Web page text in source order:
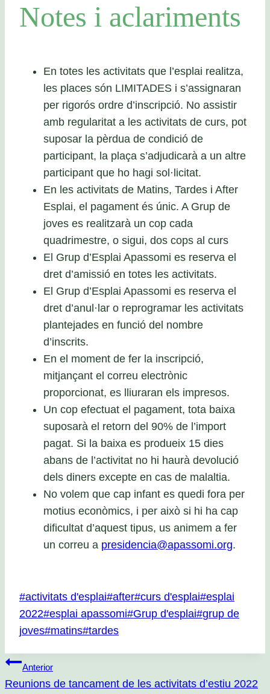
Notes i aclariments
En totes les activitats que l’esplai realitza,
les places són LIMITADES i s’assignaran
per rigorós ordre d’inscripció. No assistir
amb regularitat a les activitats de curs, pot
suposar la pèrdua de condició de
participant, la plaça s’adjudicarà a un altre
participant que ho hagi sol·licitat.
En les activitats de Matins, Tardes i After
Esplai, el pagament és únic. A Grup de
joves es realitzarà un cop cada
quadrimestre, o sigui, dos cops al curs
El Grup d’Esplai Apassomi es reserva el
dret d’amissió en totes les activitats.
El Grup d’Esplai Apassomi es reserva el
dret d’anul·lar o reprogramar les activitats
plantejades en funció del nombre
d’inscrits.
En el moment de fer la inscripció,
mitjançant el correu electrònic
proporcionat, es lliuraran els impresos.
Un cop efectuat el pagament, tota baixa
suposarà el retorn del 90% de l’import
pagat. Si la baixa es produeix 15 dies
abans de l’activitat no hi haurà devolució
dels diners excepte en cas de malaltia.
No volem que cap infant es quedi fora per
motius econòmics, i per això si hi ha cap
dificultat d’aquest tipus, us animem a fer
un correu a presidencia@apassomi.org.
Etiquetes
d'entrada
#activitats d'esplai#after#curs d'esplai#esplai
2022#esplai apassomi#Grup d'esplai#grup de
joves#matins#tardes
Navegació
Anterior
Reunions de tancament de les activitats d’estiu 2022